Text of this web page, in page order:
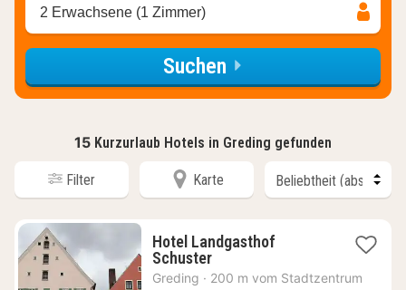
2 Erwachsene (1 Zimmer)
Suchen
15 Kurzurlaub Hotels in Greding gefunden
Filter Karte
Hotel Landgasthof
Schuster1
Nacht
Greding · 200 m vom Stadtzentrum